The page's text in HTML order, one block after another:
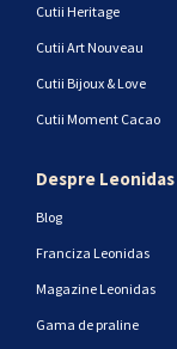
Cutii Heritage
Cutii Art Nouveau
Cutii Bijoux & Love
Cutii Moment Cacao
Despre Leonidas
Blog
Franciza Leonidas
Magazine Leonidas
Gama de praline